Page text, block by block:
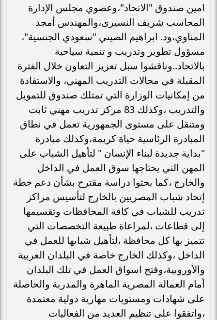
امين صندوق "الاتحاد"،وعضوي مجلس الإدارة
المحاسب شريف النسيرى،والمهندس أمجد
المناوي،ود. ابراهيم الصيني "سعودي الجنسية"،
مسؤول تطوير وتدريب و تنمية سياحية
بالاتحاد..وناقشوا سبل تعزيز التعاون خلال الفترة
المقبلة في مجالات التدريب المهني، والاستفادة
من إمكانيات الوزارة التي تمتلك صندوق للتمويل
والتدريب ،وكذلك 83 مركز تدريب مهني ثابت
ومتنقل على مستوى الجمهورية تعمل في نطاق
المبادرة الرئاسية حياة كريمة،وكذلك مبادرة
"بداية جديدة لبناء الإنسان " لتأهيل الشباب على
المهن التي يحتاجها سوق العمل في الداخل
والخارج ،كما بحثوا دراسة مقترح بشأن دعم خطة
إتحاد شباب المصريين بالخارج لتأسيس مراكز
تدريب للشباب في كافة المحافظات وتقسيمها
إلى قطاعات ،لمراعاة طبيعة التخصصات التي
تتميز بها كل محافظة ،لتأهيل شبابها للعمل في
الداخل ،وكذلك الخارج خاصة في البلدان العربية
والأوروبية،وفتح اسواق العمل في تلك البلدان
أمام العمالة المصرية الماهرة والمدربة والحاصلة
على شهادات ومستويات مهارية دولية معتمدة
،واتفقوا على تنظيم العديد من الفعاليات